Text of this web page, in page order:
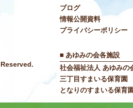
ブログ
情報公開資料
プライバシーポリシー
■ あゆみの会各施設
社会福祉法人 あゆみの
三丁目すまいる保育園
となりのすまいる保育園